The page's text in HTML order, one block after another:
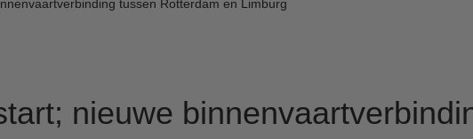
tussen Rotterdam en Limburg
nieuwe